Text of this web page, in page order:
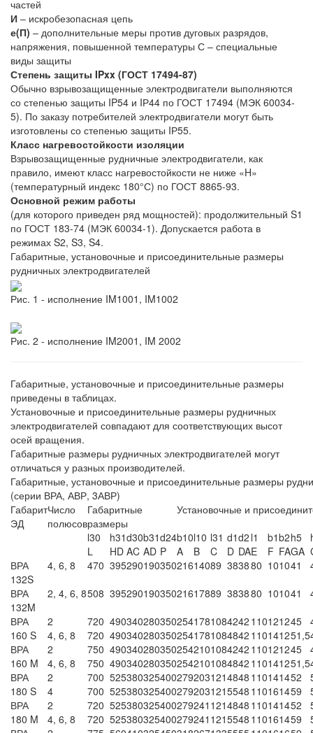
частей
И – искробезопасная цепь
е(П) – дополнительные меры против дуговых разрядов,
напряжения, повышенной температуры С – специальные
виды защиты
Степень защиты IPxx (ГОСТ 17494-87)
Обычно взрывозащищенные электродвигатели выполняются
со степенью защиты IP54 и IР44 по ГОСТ 17494 (МЭК 60034-
5). По заказу потребителей электродвигатели могут быть
изготовлены со степенью защиты IР55.
Класс нагревостойкости изоляции
Взрывозащищенные рудничные электродвигатели, как
правило, имеют класс нагревостойкости не ниже «H»
(температурный индекс 180°С) по ГОСТ 8865-93.
Основной режим работы
(для которого приведен ряд мощностей): продолжительный S1
по ГОСТ 183-74 (МЭК 60034-1). Допускается работа в
режимах S2, S3, S4.
Габаритные, установочные и присоединительные размеры
рудничных электродвигателей
Рис. 1 - исполнение IM1001, IM1002
Рис. 2 - исполнение IM2001, IM 2002
Габаритные, установочные и присоединительные размеры
приведены в таблицах.
Установочные и присоединительные размеры рудничных
электродвигателей совпадают для соответствующих высот
осей вращения.
Габаритные размеры рудничных электродвигателей могут
отличаться у разных производителей.
Габаритные, установочные и присоединительные размеры
(серии ВРА, АВР, 3АВР)
Габарит
ЭД
Число
полюсов
Габаритные
размеры
Установочные и
l30
h31d30b31d24b10l10 l31 d1d2 l1 b1b2h5
L
HD AC AD P A B C D DAE F FAGA
ВРА
132S
4, 6, 8 470 39529019035021614089 383880 101041
ВРА
132M
2, 4, 6, 8508 39529019035021617889 383880 101041
ВРА
160 S
2 720 4903402803502541781084242 110121245
4, 6, 8
720 4903402803502541781084842 110141251,5
ВРА
160 M
2 750 4903402803502542101084242 110121245
4, 6, 8
750 4903402803502542101084842 110141251,5
ВРА
180 S
2 700 5253803254002792031214848 110141452
4
700 5253803254002792031215548 110161459
ВРА
180 M
2 720 525380325400279241 1214848 110141452
4, 6, 8
720 525380325400279241 1215548 110161459